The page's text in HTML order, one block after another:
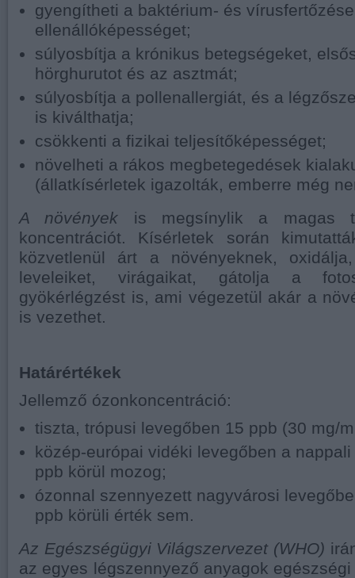
gyengítheti a baktérium- és
ellenállóképességet;
súlyosbítja a krónikus betegségeket,
hörghurutot és az asztmát;
súlyosbítja a pollenallergiát, és a
is kiválthatja;
csökkenti a fizikai teljesítőképességet;
növelheti a rákos megbetegedések
(állatkísérletek igazolták, emberre még
A növények is megsínylik a magas
koncentrációt. Kísérletek során
közvetlenül árt a növényeknek,
leveleiket, virágaikat, gátolja a
gyökérlégzést is, ami végezetül akár a
is vezethet.
Határértékek
Jellemző ózonkoncentráció:
tiszta, trópusi levegőben 15 ppb (30 mg/
közép-európai vidéki levegőben a
ppb körül mozog;
ózonnal szennyezett nagyvárosi
ppb körüli érték sem.
Az Egészségügyi Világszervezet (WHO)
az egyes légszennyező anyagok